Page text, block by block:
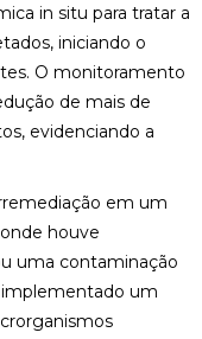
in situ para tratar a
iniciando o
O monitoramento
de mais de
evidenciando a
em um
houve
uma contaminação
um